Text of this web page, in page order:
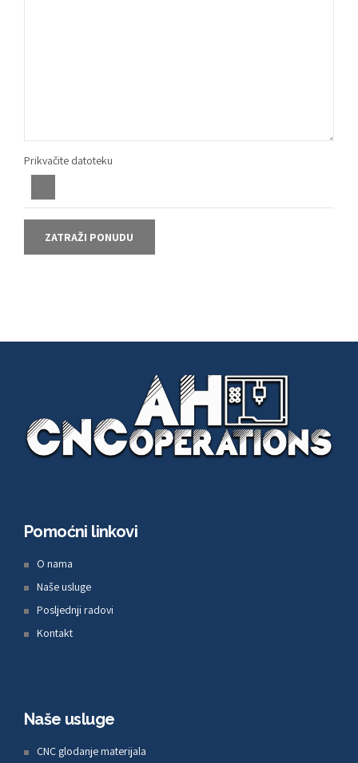
Prikvačite datoteku
Pomoćni linkovi
O nama
Naše usluge
Posljednji radovi
Kontakt
Naše usluge
CNC glodanje materijala